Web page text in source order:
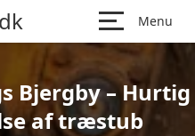
Menu
Bjergby – Hurtig
af træstub